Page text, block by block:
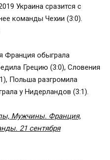
Украина сразится с
команды Чехии (3:0).
Франция обыграла
Грецию (3:0), Словения
Польша разгромила
у Нидерландов (3:1).
Мужчины. Франция,
21 сентября